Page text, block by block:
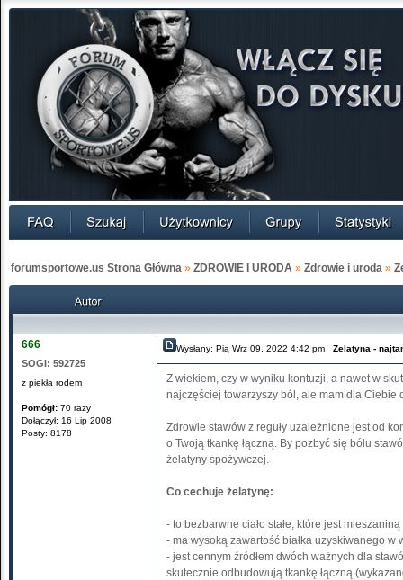
forumsportowe.us Strona Główna » ZDROWIE I URODA » Zdrowie i uroda »
666
SOGI: 592725
z piekła rodem
Pomógł: 70 razy
Dołączył: 16 Lip 2008
Posty: 8178
Wysłany: Pią Wrz 09, 2022 4:42 pm Zelatyna -
Z wiekiem, czy w wyniku kontuzji, a nawet w
najczęściej towarzyszy ból, ale mam dla Ciebie
Zdrowie stawów z reguły uzależnione jest od
o Twoją tkankę łączną. By pozbyć się bólu
żelatyny spożywczej.
Co cechuje żelatynę:
- to bezbarwne ciało stałe, które jest
- ma wysoką zawartość białka uzyskiwanego
- jest cennym źródłem dwóch ważnych dla
skutecznie odbudowują tkankę łączną